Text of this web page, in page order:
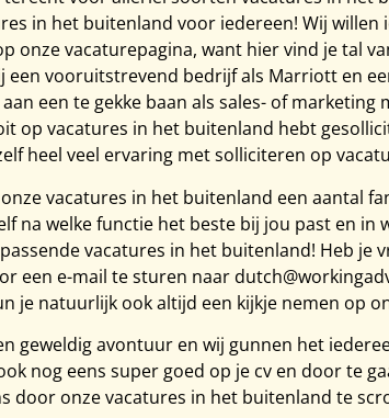
in het buitenland voor iedereen! Wij
onze vacaturepagina, want hier vind je tal
een vooruitstrevend bedrijf als Marriott en
een te gekke baan als sales- of
op vacatures in het buitenland hebt
heel veel ervaring met solliciteren op
vacatures in het buitenland een aantal
na welke functie het beste bij jou past en
vacatures in het buitenland! Heb
een e-mail te sturen naar
je natuurlijk ook altijd een kijkje nemen op
geweldig avontuur en wij gunnen het
nog eens super goed op je cv en door te
door onze vacatures in het buitenland te